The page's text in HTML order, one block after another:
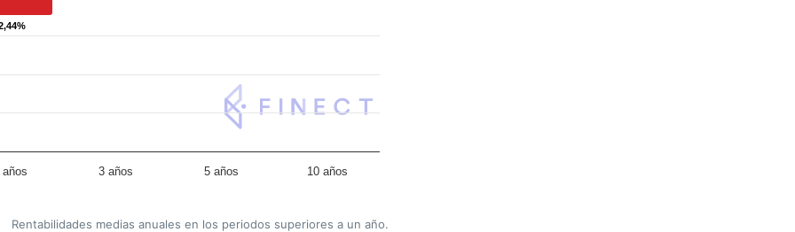
años 3 años 5 años 10 años
Rentabilidades medias anuales en los periodos superiores a un año.